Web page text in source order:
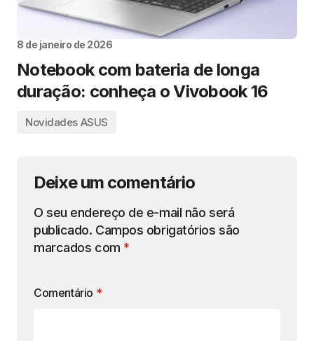
8 de janeiro de 2026
Notebook com bateria de longa
duração: conheça o Vivobook 16
Novidades ASUS
Deixe um comentário
O seu endereço de e-mail não será
publicado. Campos obrigatórios são
marcados com *
Comentário *